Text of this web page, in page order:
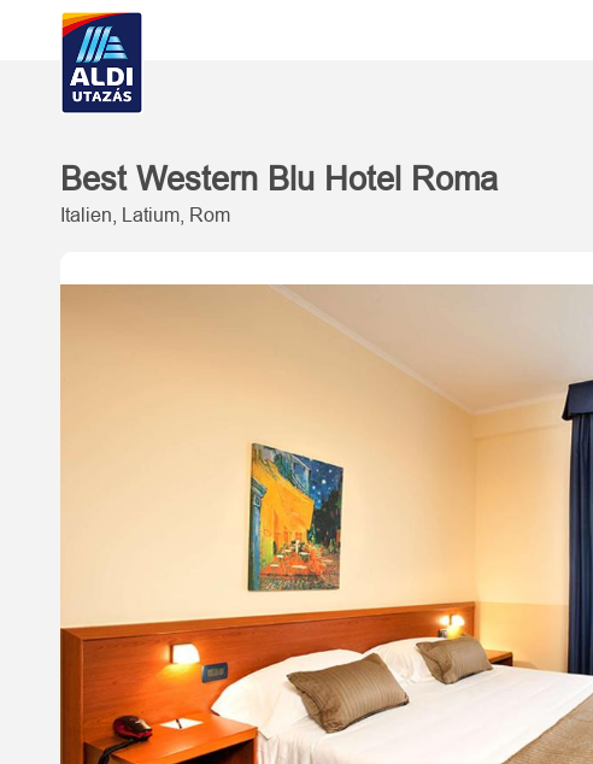
Best Western Blu Hotel Roma
Italien, Latium, Rom